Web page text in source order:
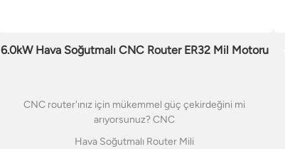
6.0kW Hava Soğutmalı CNC Router ER32 Mil Motoru
CNC router'ınız için mükemmel güç çekirdeğini mi
arıyorsunuz? CNC
Hava Soğutmalı Router Mili